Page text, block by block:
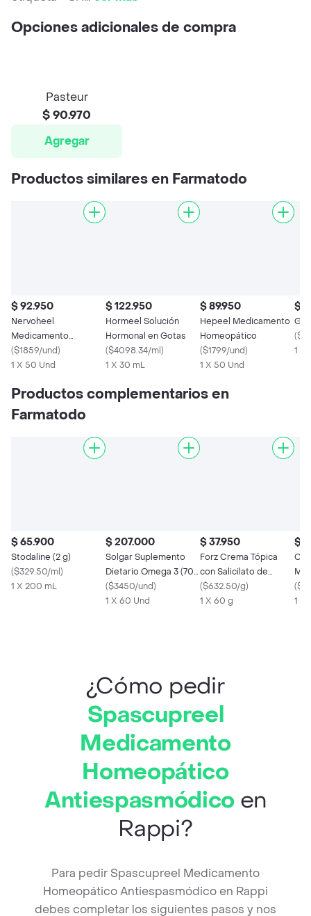
Opciones adicionales de compra
Pasteur
$ 90.970
Agregar
Productos similares en Farmatodo
$ 92.950
Nervoheel
Medicamento
Homeopático
($1859/und)
1 X 50 Und
$ 122.950
Hormeel Solución
Hormonal en Gotas
($4098.34/ml)
1 X 30 mL
$ 89.950
Hepeel Medicamento
Homeopático
($1799/und)
1 X 50 Und
$
(
1 X
Productos complementarios en
Farmatodo
$ 65.900
Stodaline (2 g)
($329.50/ml)
1 X 200 mL
$ 207.000
Solgar Suplemento
Dietario Omega 3 (700
mg)
($3450/und)
1 X 60 Und
$ 37.950
Forz Crema Tópica
con Salicilato de
Metilo
($632.50/g)
1 X 60 g
$
mg)
(
1 x
¿Cómo pedir
Spascupreel
Medicamento
Homeopático
Antiespasmódico en
Rappi?
Para pedir Spascupreel Medicamento
Homeopático Antiespasmódico en Rappi
debes completar los siguientes pasos y nos